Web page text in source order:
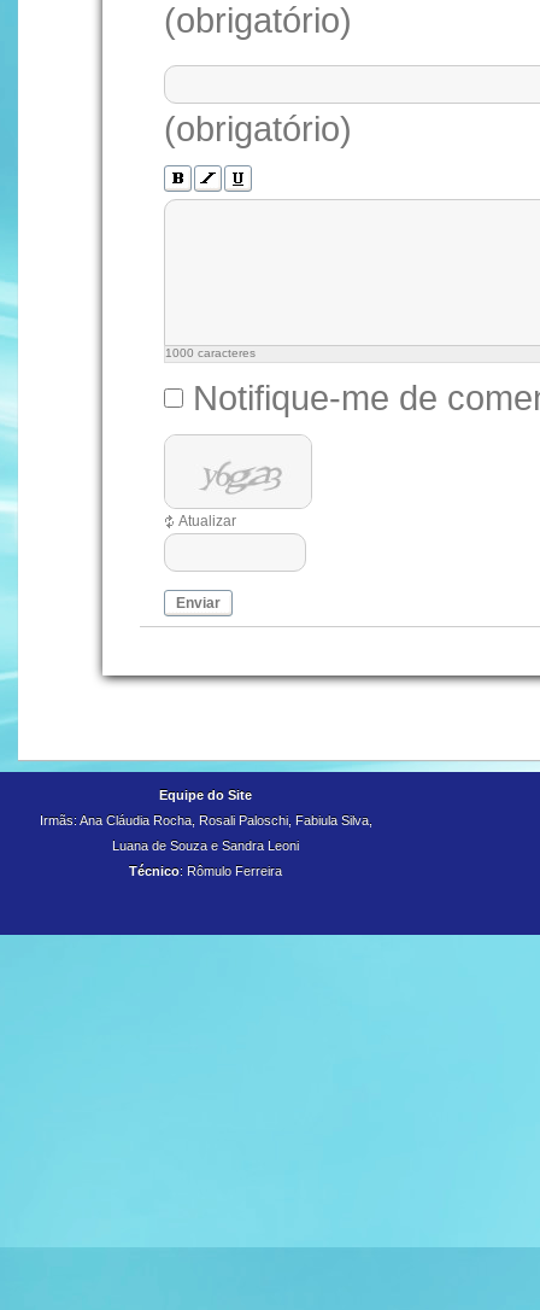
(obrigatório)
(obrigatório)
1000 caracteres
Notifique-me de
Atualizar
Enviar
Equipe do Site
Irmãs: Ana Cláudia Rocha, Rosali Paloschi, Fabiula Silva,
Luana de Souza eSandra Leoni
Técnico: Rômulo Ferreira